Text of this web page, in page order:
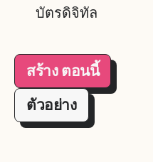
บัตรดิจิทัล
สร้าง ตอนนี้
ตัวอย่าง